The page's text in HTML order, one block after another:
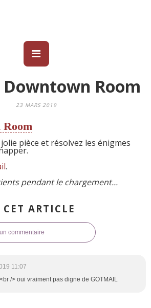
Room
23 MARS 2019
pièce et résolvez les énigmes
.
pendant le chargement...
ARTICLE
commentaire
11:07
/> oui vraiment pas digne de GOTMAIL